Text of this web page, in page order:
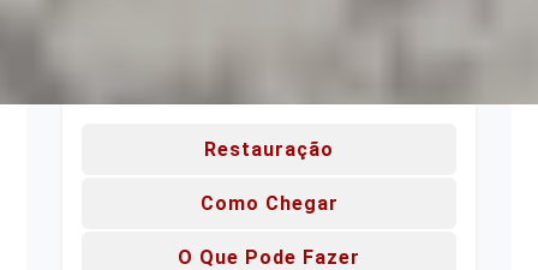
Restauração
Como Chegar
O Que Pode Fazer